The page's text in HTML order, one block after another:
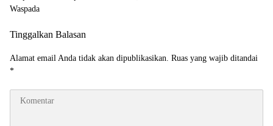
Waspada
Tinggalkan Balasan
Alamat email Anda tidak akan dipublikasikan. Ruas yang wajib ditandai
*